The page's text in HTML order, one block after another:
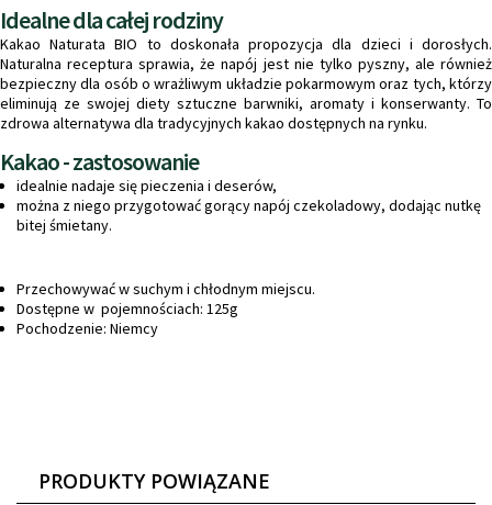
Idealne dla całej rodziny
Kakao Naturata BIO to doskonała propozycja dla dzieci i dorosłych.
Naturalna receptura sprawia, że napój jest nie tylko pyszny, ale również
bezpieczny dla osób o wrażliwym układzie pokarmowym oraz tych, którzy
eliminują ze swojej diety sztuczne barwniki, aromaty i konserwanty. To
zdrowa alternatywa dla tradycyjnych kakao dostępnych na rynku.
Kakao - zastosowanie
idealnie nadaje się pieczenia i deserów,
można z niego przygotować gorący napój czekoladowy, dodając nutkę
bitej śmietany.
Przechowywać w suchym i chłodnym miejscu.
Dostępne w pojemnościach: 125g
Pochodzenie: Niemcy
PRODUKTY POWIĄZANE